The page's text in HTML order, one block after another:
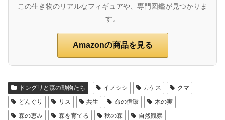
この生き物のリアルなフィギュアや、専門図鑑が見つかりま
す。
Amazonの商品を見る
ドングリと森の動物たち イノシシ カケス
クマ
どんぐり
リス 共生 命の循環
木の実
森の恵み
森を育てる 秋の森 自然観察